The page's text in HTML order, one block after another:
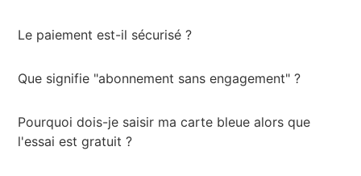
Le paiement est-il sécurisé ?
Que signifie "abonnement sans engagement" ?
Pourquoi dois-je saisir ma carte bleue alors que
l'essai est gratuit ?